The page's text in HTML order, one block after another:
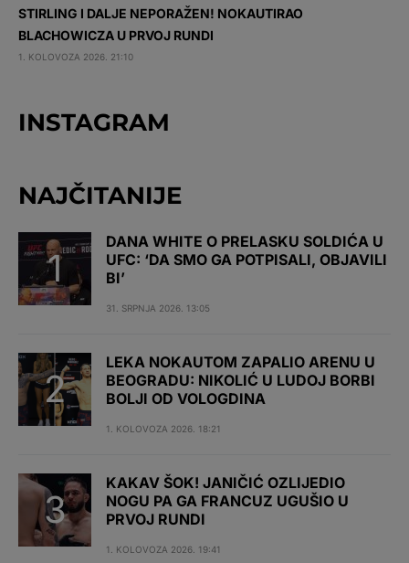
STIRLING I DALJE NEPORAŽEN! NOKAUTIRAO
BLACHOWICZA U PRVOJ RUNDI
1. KOLOVOZA 2026. 21:10
INSTAGRAM
NAJČITANIJE
DANA WHITE O PRELASKU SOLDIĆA U
UFC: ‘DA SMO GA POTPISALI, OBJAVILI
BI’
31. SRPNJA 2026. 13:05
LEKA NOKAUTOM ZAPALIO ARENU U
BEOGRADU: NIKOLIĆ U LUDOJ BORBI
BOLJI OD VOLOGDINA
1. KOLOVOZA 2026. 18:21
KAKAV ŠOK! JANIČIĆ OZLIJEDIO
NOGU PA GA FRANCUZ UGUŠIO U
PRVOJ RUNDI
1. KOLOVOZA 2026. 19:41